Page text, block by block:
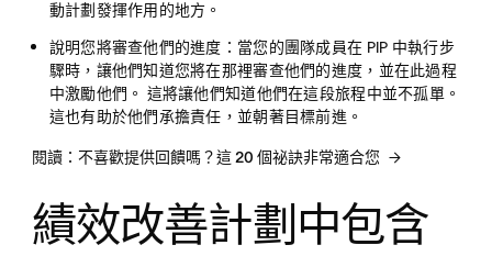
動計劃發揮作用的地方。
說明您將審查他們的進度： 當您的團隊成員在 PIP 中執行步
驟時，讓他們知道您將在那裡審查他們的進度，並在此過程
中激勵他們。 這將讓他們知道他們在這段旅程中並不孤單。
這也有助於他們承擔責任，並朝著目標前進。
閱讀：不喜歡提供回饋嗎？這 20 個祕訣非常適合您
績效改善計劃中包含